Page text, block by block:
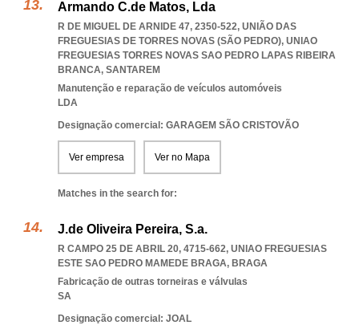
Armando C.de Matos, Lda
R DE MIGUEL DE ARNIDE 47, 2350-522, UNIÃO DAS
FREGUESIAS DE TORRES NOVAS (SÃO PEDRO), UNIAO
FREGUESIAS TORRES NOVAS SAO PEDRO LAPAS RIBEIRA
BRANCA, SANTAREM
Manutenção e reparação de veículos automóveis
LDA
Designação comercial: GARAGEM SÃO CRISTOVÃO
Ver empresa Ver no Mapa
Matches in the search for:
J.de Oliveira Pereira, S.a.
R CAMPO 25 DE ABRIL 20, 4715-662, UNIAO FREGUESIAS
ESTE SAO PEDRO MAMEDE BRAGA, BRAGA
Fabricação de outras torneiras e válvulas
SA
Designação comercial: JOAL